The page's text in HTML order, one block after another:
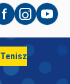
Facebook
Instagram
Tenisz